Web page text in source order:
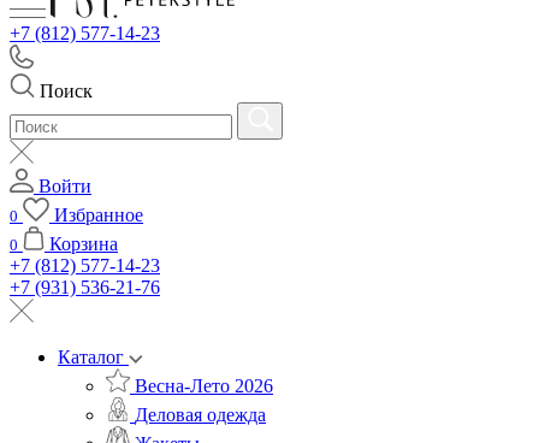
+7 (812) 577-14-23
Поиск
Войти
0 Избранное
0
Корзина
+7 (812) 577-14-23
+7 (931) 536-21-76
Каталог
Весна-Лето 2026
Деловая одежда